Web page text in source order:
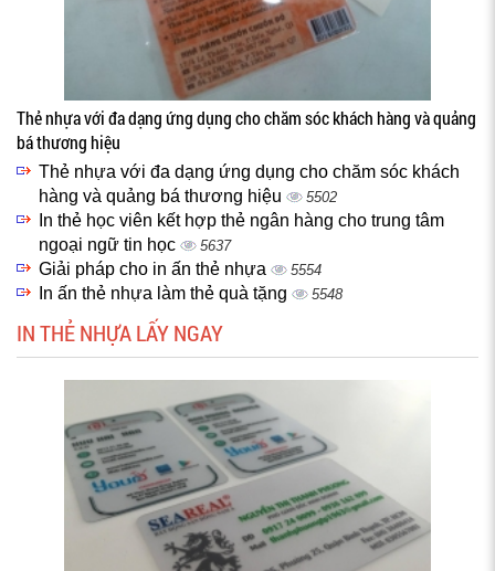
Thẻ nhựa với đa dạng ứng dụng cho chăm sóc khách hàng và quảng
bá thương hiệu
Thẻ nhựa với đa dạng ứng dụng cho chăm sóc khách
hàng và quảng bá thương hiệu
5502
In thẻ học viên kết hợp thẻ ngân hàng cho trung tâm
ngoại ngữ tin học
5637
Giải pháp cho in ấn thẻ nhựa 5554
In ấn thẻ nhựa làm thẻ quà tặng 5548
IN THẺ NHỰA LẤY NGAY